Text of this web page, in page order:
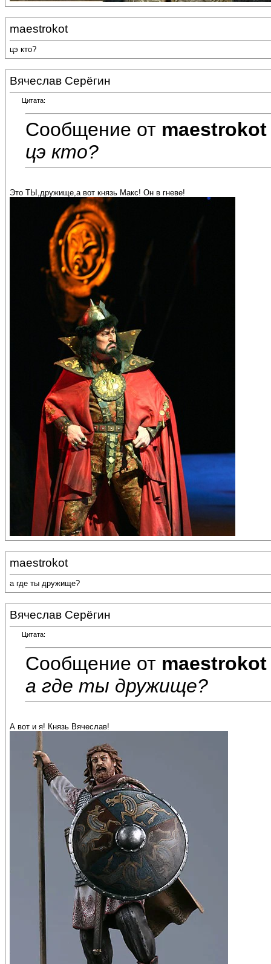
maestrokot
цэ кто?
Вячеслав Серёгин
Цитата:
Сообщение от maestrokot
цэ кто?
Это ТЫ,дружище,а вот князь Макс! Он в гневе!
maestrokot
а где ты дружище?
Вячеслав Серёгин
Цитата:
Сообщение от maestrokot
а где ты дружище?
А вот и я! Князь Вячеслав!